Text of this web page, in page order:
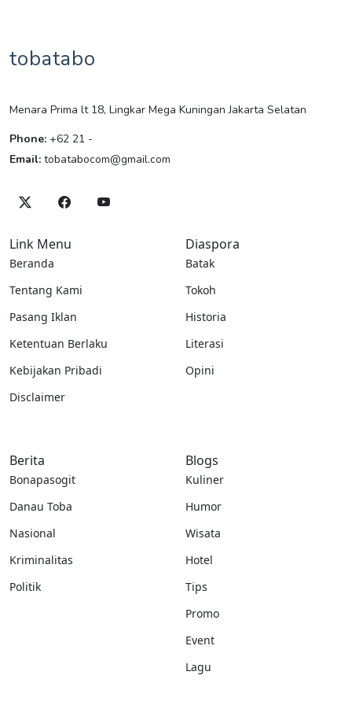
tobatabo
Menara Prima lt 18, Lingkar Mega Kuningan Jakarta Selatan
Phone: +62 21 -
Email: tobatabocom@gmail.com
Link Menu
Beranda
Tentang Kami
Pasang Iklan
Ketentuan Berlaku
Kebijakan Pribadi
Disclaimer
Diaspora
Batak
Tokoh
Historia
Literasi
Opini
Berita
Bonapasogit
Danau Toba
Nasional
Kriminalitas
Politik
Blogs
Kuliner
Humor
Wisata
Hotel
Tips
Promo
Event
Lagu